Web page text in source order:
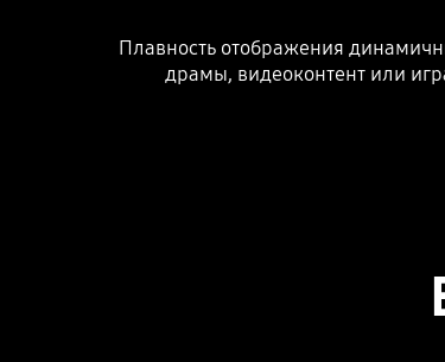
Плавность отображения
драмы, видеоконтент или